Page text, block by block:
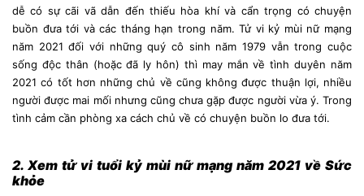
dễ có sự cãi vã dẫn đến thiếu hòa khí và cẩn trọng có chuyện
buồn đưa tới và các tháng hạn trong năm. Tử vi kỷ mùi nữ mạng
năm 2021 đối với những quý cô sinh năm 1979 vẫn trong cuộc
sống độc thân (hoặc đã ly hôn) thì may mắn về tình duyên năm
2021 có tốt hơn những chủ về cũng không được thuận lợi, nhiều
người được mai mối nhưng cũng chưa gặp được người vừa ý. Trong
tình cảm cần phòng xa cách chủ về có chuyện buồn lo đưa tới.
2. Xem tử vi tuổi kỷ mùi nữ mạng năm 2021 về Sức
khỏe